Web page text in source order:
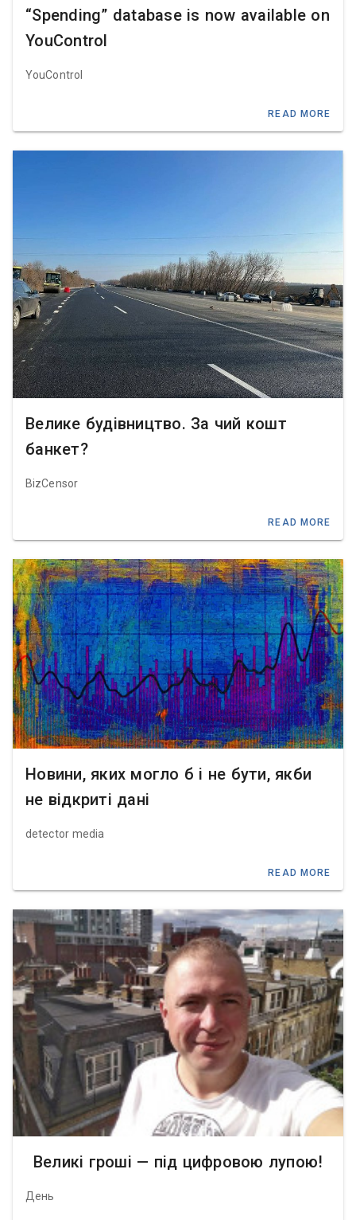
“Spending” database is now available on
YouControl
YouControl
READ MORE
Велике будівництво. За чий кошт
банкет?
BizCensor
READ MORE
Новини, яких могло б і не бути, якби
не відкриті дані
detector media
READ MORE
Великі гроші — під цифровою лупою!
День